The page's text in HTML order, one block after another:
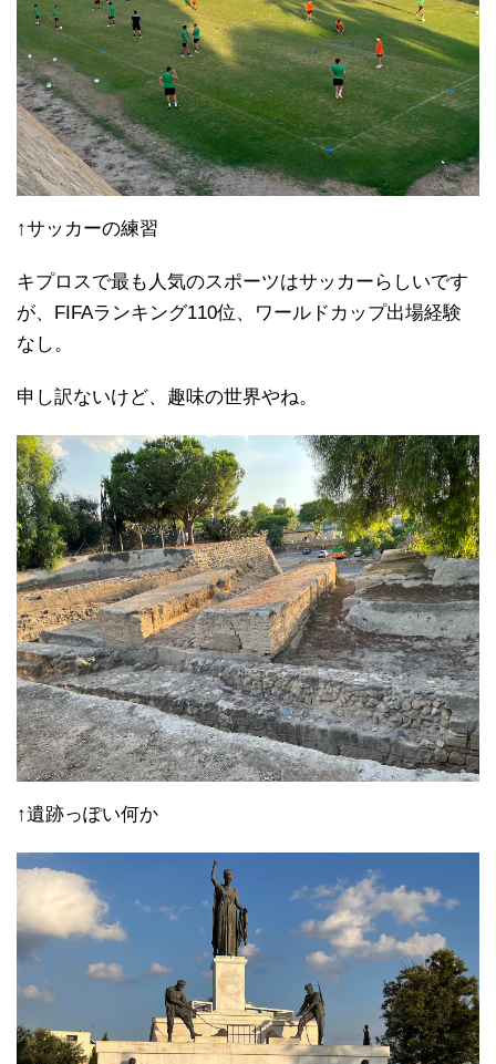
↑サッカーの練習
キプロスで最も人気のスポーツはサッカーらしいです
が、FIFAランキング110位、ワールドカップ出場経験
なし。
申し訳ないけど、趣味の世界やね。
↑遺跡っぽい何か